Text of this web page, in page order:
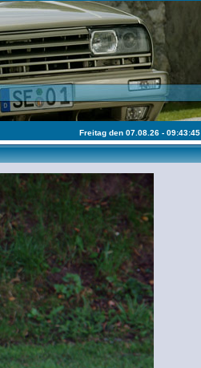
Freitag den 07.08.26 - 09:43:45